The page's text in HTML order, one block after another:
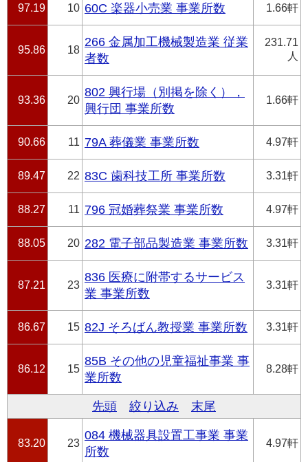
97.19 10 60C 楽器小売業 事業所数 1.66軒
95.86 18
266 金属加工機械製造業 従業
者数
231.71
人
93.36 20
802 興行場（別掲を除く），
興行団 事業所数
1.66軒
90.66 11 79A 葬儀業 事業所数 4.97軒
89.47 22 83C 歯科技工所 事業所数 3.31軒
88.27 11 796 冠婚葬祭業 事業所数 4.97軒
88.05 20 282 電子部品製造業 事業所数 3.31軒
87.21 23
836 医療に附帯するサービス
業 事業所数
3.31軒
86.67 15 82J そろばん教授業 事業所数 3.31軒
86.12 15
85B その他の児童福祉事業 事
業所数
8.28軒
先頭 絞り込み 末尾
83.20 23
084 機械器具設置工事業 事業
所数
4.97軒